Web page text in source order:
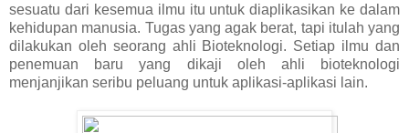
sesuatu dari kesemua ilmu itu untuk diaplikasikan ke dalam
kehidupan manusia. Tugas yang agak berat, tapi itulah yang
dilakukan oleh seorang ahli Bioteknologi. Setiap ilmu dan
penemuan baru yang dikaji oleh ahli bioteknologi
menjanjikan seribu peluang untuk aplikasi-aplikasi lain.